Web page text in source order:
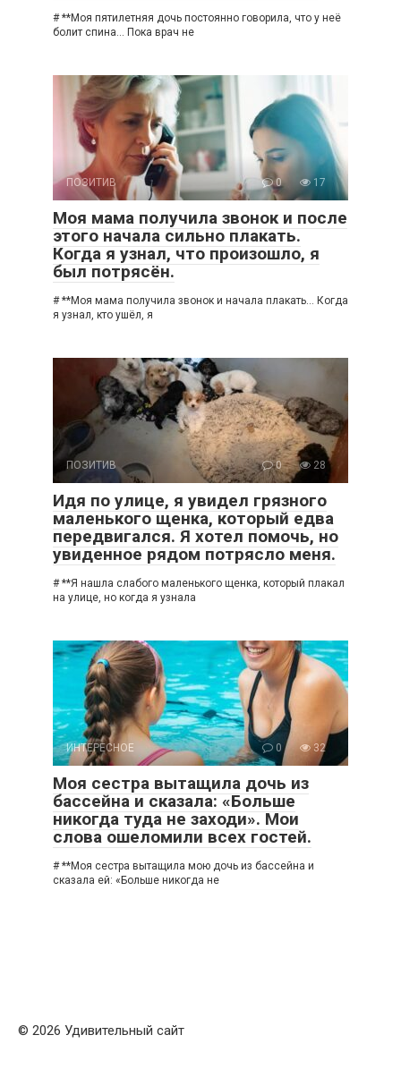
# **Моя пятилетняя дочь постоянно говорила, что у неё
болит спина… Пока врач не
ПОЗИТИВ 0 17
Моя мама получила звонок и после
этого начала сильно плакать.
Когда я узнал, что произошло, я
был потрясён.
# **Моя мама получила звонок и начала плакать… Когда
я узнал, кто ушёл, я
ПОЗИТИВ 0 28
Идя по улице, я увидел грязного
маленького щенка, который едва
передвигался. Я хотел помочь, но
увиденное рядом потрясло меня.
# **Я нашла слабого маленького щенка, который плакал
на улице, но когда я узнала
ИНТЕРЕСНОЕ 0 32
Моя сестра вытащила дочь из
бассейна и сказала: «Больше
никогда туда не заходи». Мои
слова ошеломили всех гостей.
# **Моя сестра вытащила мою дочь из бассейна и
сказала ей: «Больше никогда не
© 2026 Удивительный сайт